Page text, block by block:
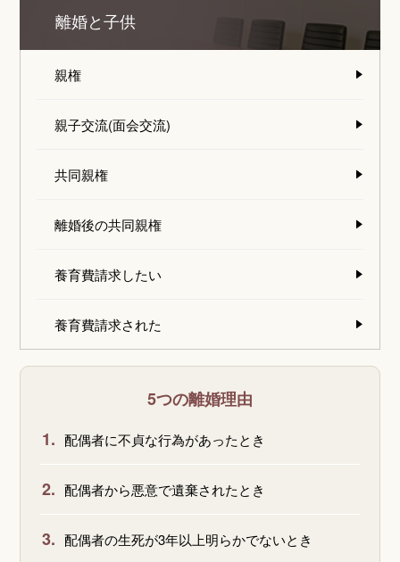
離婚と子供
親権
親子交流(面会交流)
共同親権
離婚後の共同親権
養育費請求したい
養育費請求された
5つの離婚理由
1. 配偶者に不貞な行為があったとき
2. 配偶者から悪意で遺棄されたとき
3. 配偶者の生死が3年以上明らかでないとき